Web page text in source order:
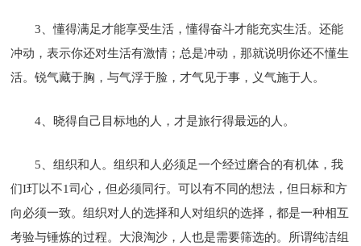
3、懂得满足才能享受生活，懂得奋斗才能充实生活。还能
冲动，表示你还对生活有激情；总是冲动，那就说明你还不懂生
活。锐气藏于胸，与气浮于脸，才气见于事，义气施于人。
4、晓得自己目标地的人，才是旅行得最远的人。
5、组织和人。组织和人必须足一个经过磨合的有机体，我
们I玎以不1司心，但必须同行。可以有不同的想法，但日标和方
向必须一致。组织对人的选择和人对组织的选择，都是一种相互
考验与锤炼的过程。大浪淘沙，人也是需要筛选的。所谓纯洁组